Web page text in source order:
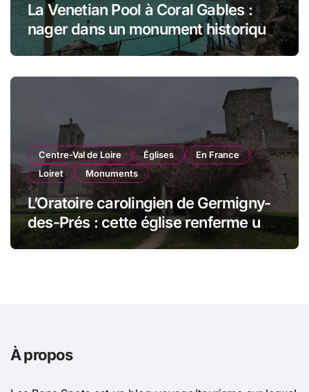
La Venetian Pool à Coral Gables :
nager dans un monument historique
de Miami
Centre-Val de Loire Églises
En France
Loiret
Monuments
L’Oratoire carolingien de Germigny-
des-Prés : cette église renferme une
magnifique mosaïque carolingienne
À propos